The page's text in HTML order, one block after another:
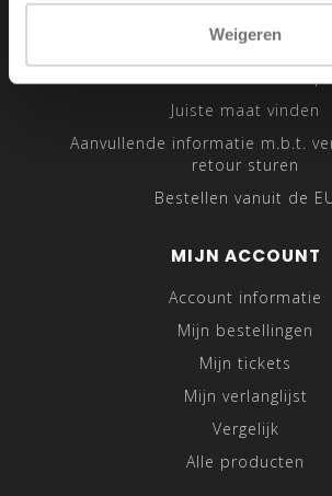
Weigeren
Sitemap
Traveling Tailor
Juiste maat vinden
Aanvullende informatie m.b.t.
retour sturen
Bestellen vanuit de
MIJN ACCOUNT
Account informatie
Mijn bestellingen
Mijn tickets
Mijn verlanglijst
Vergelijk
Alle producten